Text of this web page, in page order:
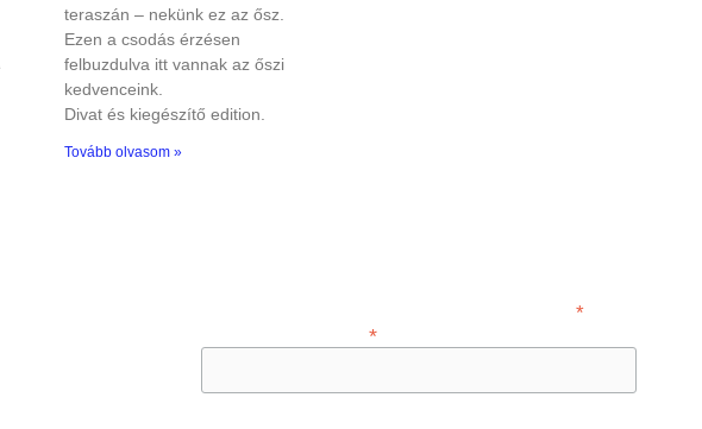
teraszán – nekünk ez az ősz.
Ezen a csodás érzésen
felbuzdulva itt vannak az őszi
kedvenceink.
Divat és kiegészítő edition.
Tovább olvasom »
*kötelező
*